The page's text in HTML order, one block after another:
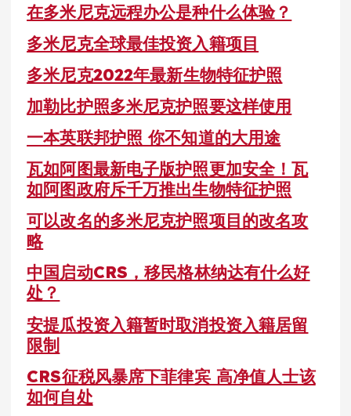
在多米尼克远程办公是种什么体验？
多米尼克全球最佳投资入籍项目
多米尼克2022年最新生物特征护照
加勒比护照多米尼克护照要这样使用
一本英联邦护照 你不知道的大用途
瓦如阿图最新电子版护照更加安全！瓦
如阿图政府斥千万推出生物特征护照
可以改名的多米尼克护照项目的改名攻
略
中国启动CRS，移民格林纳达有什么好
处？
安提瓜投资入籍暂时取消投资入籍居留
限制
CRS征税风暴席下菲律宾 高净值人士该
如何自处